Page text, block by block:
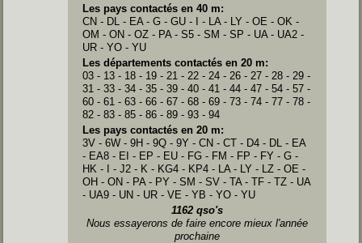
Les pays contactés en 40 m:
CN - DL - EA - G - GU - I - LA - LY - OE - OK -
OM - ON - OZ - PA - S5 - SM - SP - UA - UA2 -
UR - YO - YU
Les départements contactés en 20 m:
03 - 13 - 18 - 19 - 21 - 22 - 24 - 26 - 27 - 28 - 29 -
31 - 33 - 34 - 35 - 39 - 40 - 41 - 44 - 47 - 54 - 57 -
60 - 61 - 63 - 66 - 67 - 68 - 69 - 73 - 74 - 77 - 78 -
82 - 83 - 85 - 86 - 89 - 93 - 94
Les pays contactés en 20 m:
3V - 6W - 9H - 9Q - 9Y - CN - CT - D4 - DL - EA
- EA8 - EI - EP - EU - FG - FM - FP - FY - G -
HK - I - J2 - K - KG4 - KP4 - LA - LY - LZ - OE -
OH - ON - PA - PY - SM - SV - TA - TF - TZ - UA
- UA9 - UN - UR - VE - YB - YO - YU
1162 qso's
Nous essayerons de faire encore mieux l'année
prochaine